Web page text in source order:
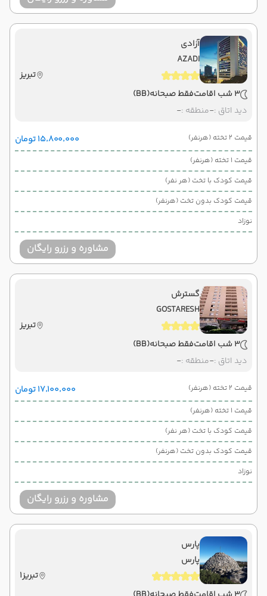
آزادی
AZADI
تبریز
3 شب اقامت
فقط صبحانه(BB)
دید اتاق :-منطقه :-
قیمت 2 تخته (هرنفر) ۱۵٬۸۰۰٬۰۰۰ تومان
قیمت 1 تخته (هرنفر)
قیمت کودک با تخت (هر نفر)
قیمت کودک بدون تخت (هرنفر)
نوزاد
مشاوره و رزرو رایگان
گسترش
GOSTARESH
تبریز
3 شب اقامت
فقط صبحانه(BB)
دید اتاق :-منطقه :-
قیمت 2 تخته (هرنفر) ۱۷٬۱۰۰٬۰۰۰ تومان
قیمت 1 تخته (هرنفر)
قیمت کودک با تخت (هر نفر)
قیمت کودک بدون تخت (هرنفر)
نوزاد
مشاوره و رزرو رایگان
پارس
پارس
تبریز1